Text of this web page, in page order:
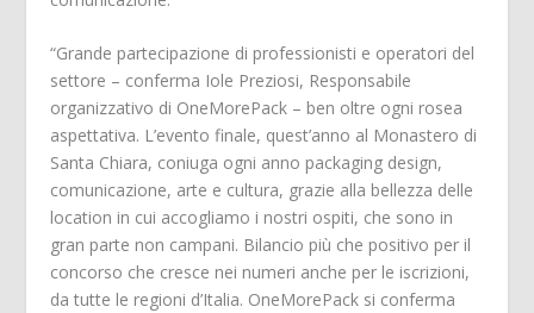
“Grande partecipazione di professionisti e operatori del
settore – conferma Iole Preziosi, Responsabile
organizzativo di OneMorePack – ben oltre ogni rosea
aspettativa. L’evento finale, quest’anno al Monastero di
Santa Chiara, coniuga ogni anno packaging design,
comunicazione, arte e cultura, grazie alla bellezza delle
location in cui accogliamo i nostri ospiti, che sono in
gran parte non campani. Bilancio più che positivo per il
concorso che cresce nei numeri anche per le iscrizioni,
da tutte le regioni d’Italia. OneMorePack si conferma